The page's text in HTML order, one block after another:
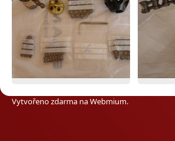
Vytvořeno zdarma naWebmium.